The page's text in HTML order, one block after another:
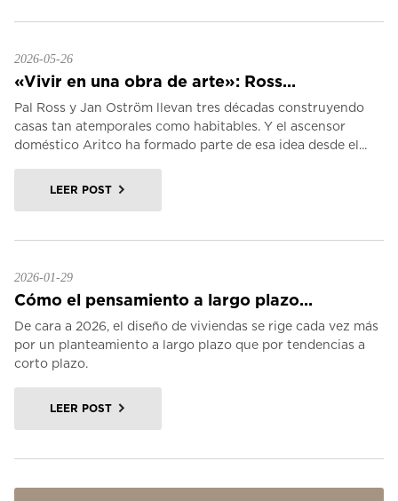
2026-05-26
«Vivir en una obra de arte»: Ross...
Pal Ross y Jan Oström llevan tres décadas construyendo
casas tan atemporales como habitables. Y el ascensor
doméstico Aritco ha formado parte de esa idea desde el...
LEER POST
2026-01-29
Cómo el pensamiento a largo plazo...
De cara a 2026, el diseño de viviendas se rige cada vez más
por un planteamiento a largo plazo que por tendencias a
corto plazo.
LEER POST